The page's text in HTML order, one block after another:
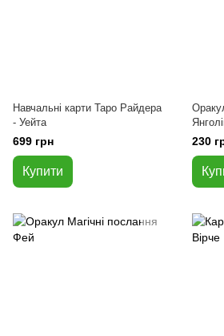
Навчальні карти Таро Райдера
- Уейта
699 грн
Купити
230